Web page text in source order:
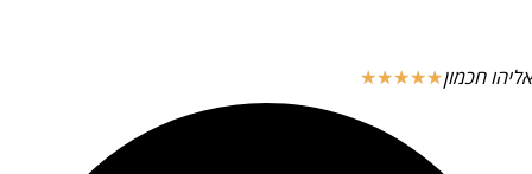
אליהו חכמון☆
☆
☆
☆
☆